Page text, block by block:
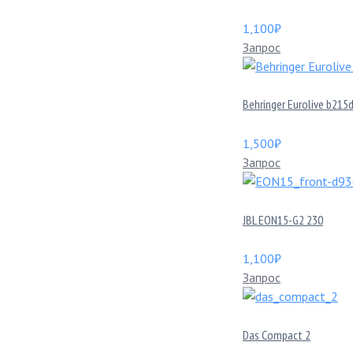
1,100₽
Запрос
Behringer Eurolive b215d
1,500₽
Запрос
JBL EON15-G2 230
1,100₽
Запрос
Das Compact 2